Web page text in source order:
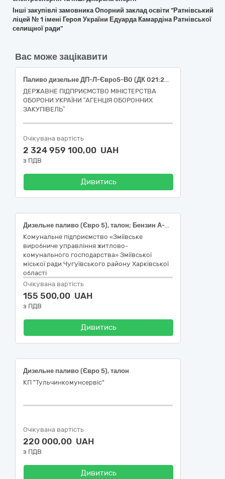
Інші закупівлі замовника Опорний заклад освіти "Ратнівський
ліцей № 1 імені Героя України Едуарда Камардіна Ратнівської
селищної ради"
Вас може зацікавити
Паливо дизельне ДП-Л-Євро5-В0 (ДК 021:2015: 09130000-9: Нафта і дистиляти)
ДЕРЖАВНЕ ПІДПРИЄМСТВО МІНІСТЕРСТВА
ОБОРОНИ УКРАЇНИ “АГЕНЦІЯ ОБОРОННИХ
ЗАКУПІВЕЛЬ”
Очікувана вартість
2 324 959 100,00 UAH
з ПДВ
Дивитись
Дизельне паливо (Євро 5), талон; Бензин А-92 (Євро 5), талон
Комунальне підприємство «Зміївське
виробниче управління житлово-
комунального господарства» Зміївської
міської ради Чугуївського району Харківської
області
Очікувана вартість
155 500,00 UAH
з ПДВ
Дивитись
Дизельне паливо (Євро 5), талон
КП "Тульчинкомунсервіс"
Очікувана вартість
220 000,00 UAH
з ПДВ
Дивитись